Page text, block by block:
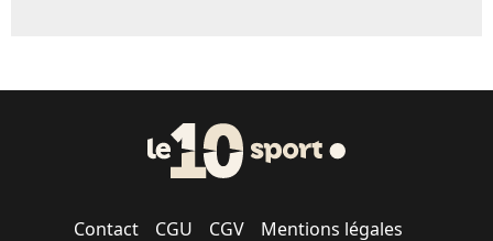
Contact CGU CGV Mentions légales